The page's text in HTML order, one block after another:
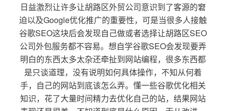
日益激烈让许多让胡路区外贸公司意识到了客源的窘
迫以及Google优化推广的重要性，可是当很多人接触
谷歌SEO这块后会发现自己做或者选择让胡路区SEO
公司外包服务都不容易。想自学谷歌SEO会发现要弄
明白的东西太多太杂还牵扯到网站编程，很多东西都
是只谈道理，没有说明如何具体操作，不知从何着
手，自己的网站到底该怎么弄。懂一些谷歌优化相关
知识，花了大量时间精力去优化自己的站，结果网站